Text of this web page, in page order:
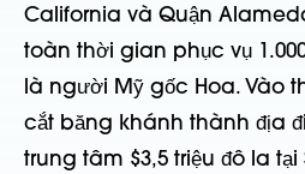
California và Quận
toàn thời gian phục vụ
là người Mỹ gốc Hoa. Vào
cắt băng khánh thành địa
trung tâm $3,5 triệu đô la tại